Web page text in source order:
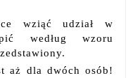
wziąć udział w
według wzoru
aż dla dwóch osób!